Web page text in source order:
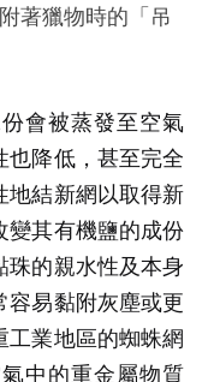
著獵物時的「吊
會被蒸發至空氣
也降低，甚至完全
地結新網以取得新
變其有機鹽的成份
珠的親水性及本身
容易黏附灰塵或更
工業地區的蜘蛛網
中的重金屬物質